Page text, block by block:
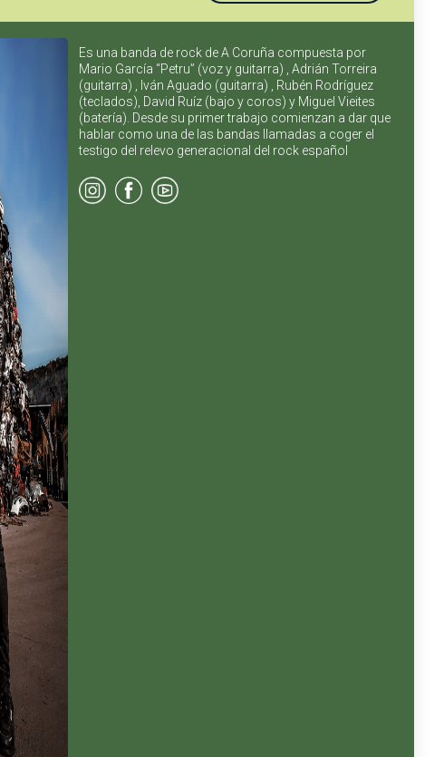
Es una banda de rock de A Coruña compuesta por
Mario García “Petru” (voz y guitarra) , Adrián Torreira
(guitarra) , Iván Aguado (guitarra) , Rubén Rodríguez
(teclados), David Ruíz (bajo y coros) y Miguel Vieites
(batería). Desde su primer trabajo comienzan a dar que
hablar como una de las bandas llamadas a coger el
testigo del relevo generacional del rock español